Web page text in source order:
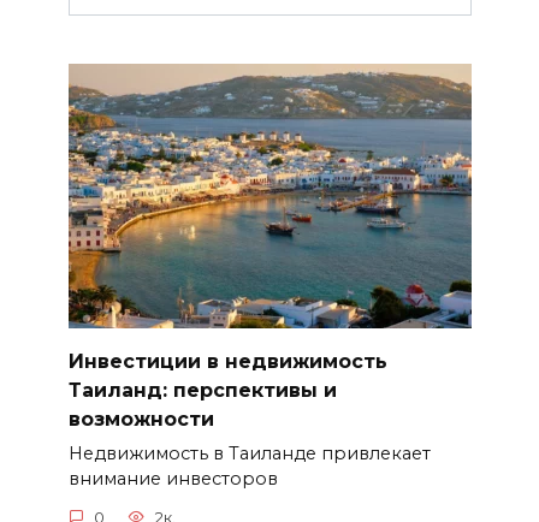
Инвестиции в недвижимость
Таиланд: перспективы и
возможности
Недвижимость в Таиланде привлекает
внимание инвесторов
0 2к.